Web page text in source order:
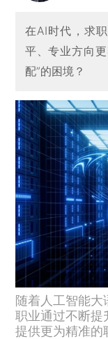
中国城
革与性
术成果已发表
（季刊）
在AI时代，求
平、专业方向
配”的困境？
随着人工智能大
职业通过不断提
提供更为精准的